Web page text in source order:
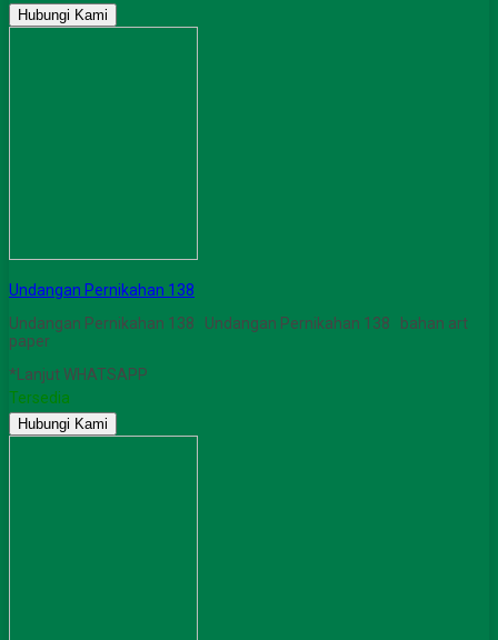
Hubungi Kami
Undangan Pernikahan 138
Undangan Pernikahan 138 Undangan Pernikahan 138 bahan art
paper
*Lanjut WHATSAPP
Tersedia
Hubungi Kami